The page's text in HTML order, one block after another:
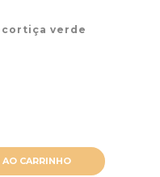
cortiça verde
CARRINHO